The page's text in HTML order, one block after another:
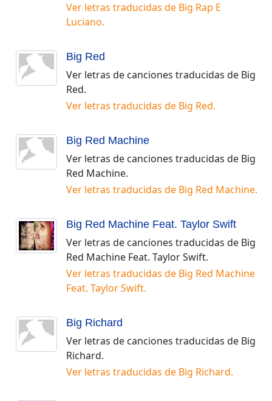
Ver letras traducidas de Big Rap E
Luciano.
Big Red
Ver letras de canciones traducidas de Big
Red.
Ver letras traducidas de Big Red.
Big Red Machine
Ver letras de canciones traducidas de Big
Red Machine.
Ver letras traducidas de Big Red Machine.
Big Red Machine Feat. Taylor Swift
Ver letras de canciones traducidas de Big
Red Machine Feat. Taylor Swift.
Ver letras traducidas de Big Red Machine
Feat. Taylor Swift.
Big Richard
Ver letras de canciones traducidas de Big
Richard.
Ver letras traducidas de Big Richard.